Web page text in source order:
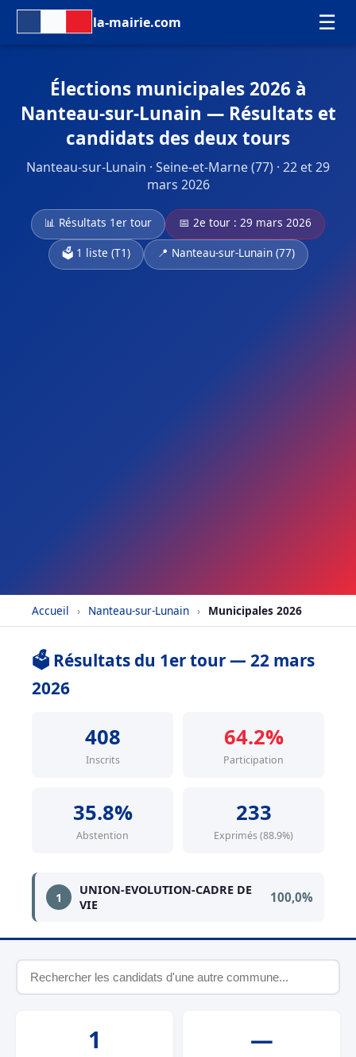
la-mairie.com ☰
Élections municipales 2026 à
Nanteau-sur-Lunain — Résultats et
candidats des deux tours
Nanteau-sur-Lunain · Seine-et-Marne (77) · 22 et 29
mars 2026
📊 Résultats 1er tour
📅 2e tour : 29 mars 2026
🗳️ 1 liste (T1)
📍 Nanteau-sur-Lunain (77)
Accueil › Nanteau-sur-Lunain › Municipales 2026
🗳️ Résultats du 1er tour — 22 mars
2026
408
Inscrits
64.2%
Participation
35.8%
Abstention
233
Exprimés (88.9%)
1
UNION-EVOLUTION-CADRE DE
VIE
100,0%
1 —